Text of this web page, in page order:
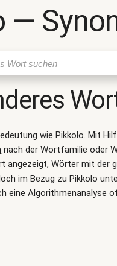
―
wiePikkolo. Mit
nach der Wortfamilie oder
angezeigt, Wörter mit
im Bezug zu Pikkolo
eine Algorithmenanalyse